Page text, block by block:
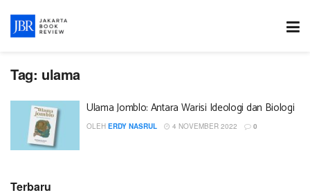
Tag: ulama
Ulama Jomblo: Antara Warisi Ideologi dan Biologi
OLEH ERDY NASRUL 4 NOVEMBER 2022 0
Terbaru